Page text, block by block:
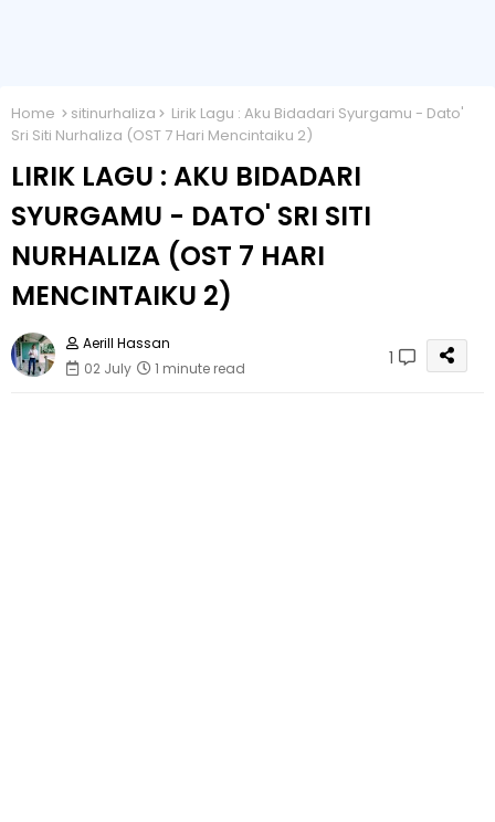
Home sitinurhaliza
Lirik Lagu : Aku Bidadari Syurgamu - Dato'
Sri Siti Nurhaliza (OST 7 Hari Mencintaiku 2)
LIRIK LAGU : AKU BIDADARI
SYURGAMU - DATO' SRI SITI
NURHALIZA (OST 7 HARI
MENCINTAIKU 2)
Aerill Hassan
02 July
1 minute read 1